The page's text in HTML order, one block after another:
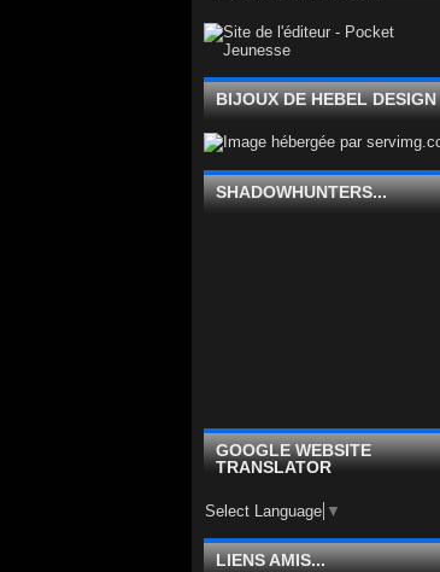
BIJOUX DE HEBEL DESIGN
SHADOWHUNTERS...
GOOGLE WEBSITE
TRANSLATOR
Select Language ▼
LIENS AMIS...